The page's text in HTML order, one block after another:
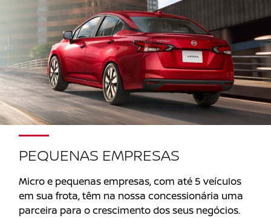
PEQUENAS EMPRESAS
Micro e pequenas empresas, com até 5 veículos
em sua frota, têm na nossa concessionária uma
parceira para o crescimento dos seus negócios.